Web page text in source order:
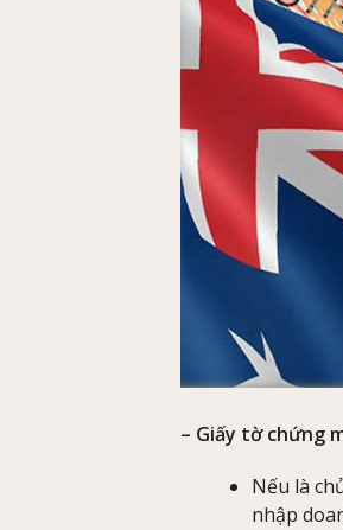
– Giấy tờ chứng
Nếu là
nhập